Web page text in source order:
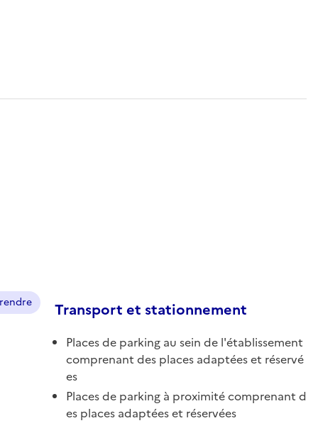
Transport et stationnement
Places de parking au sein de l'établissement
comprenant des places adaptées et réservé
es
Places de parking à proximité comprenant d
es places adaptées et réservées